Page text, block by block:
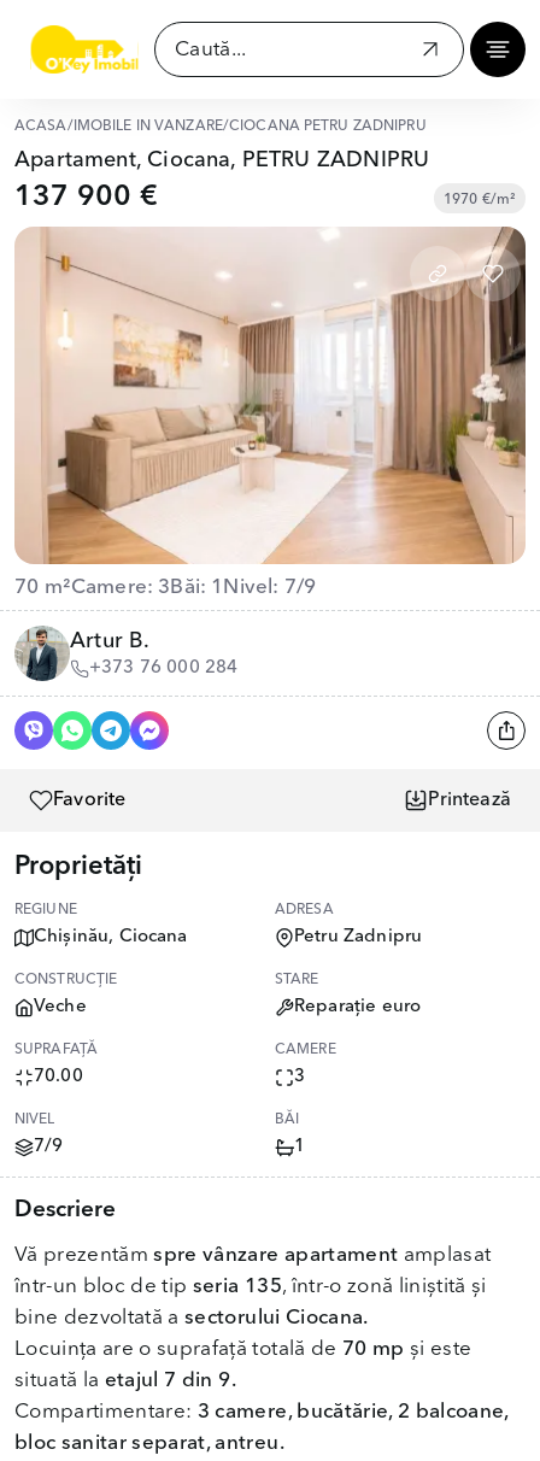
ACASĂ/ IMOBILE ÎN VÂNZARE/CIOCANA PETRU ZADNIPRU
Apartament, Ciocana, PETRU ZADNIPRU
137 900 € 1970 €/m²
70 m²Camere: 3 Băi: 1 Nivel: 7/9
Artur B.
+373 76 000 284
Favorite Printează
Proprietăți
REGIUNE
Chișinău, Ciocana
ADRESA
Petru Zadnipru
CONSTRUCȚIE
Veche
STARE
Reparație euro
SUPRAFAȚĂ
70.00
CAMERE
3
NIVEL
7/9
BĂI
1
Descriere
Vă prezentăm spre vânzare apartament amplasat
într-un bloc de tip seria 135, într-o zonă liniștită și
bine dezvoltată asectorului Ciocana.
Locuința are o suprafață totală de 70 mp și este
situată la etajul 7 din 9.
Compartimentare: 3 camere, bucătărie, 2 balcoane,
bloc sanitar separat, antreu.